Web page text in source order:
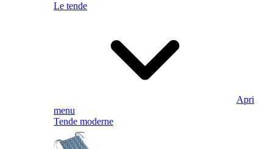
Le tende
Apri
menu
Tende moderne